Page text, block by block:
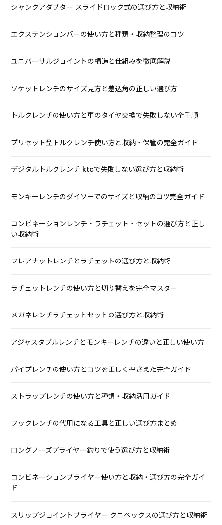
シャンクアダプター スライドロック式の選び方と収納術
エクステンションバーの使い方と種類・収納整理のコツ
ユニバーサルジョイントの構造と仕組みを徹底解説
ソケットレンチのサイズ見方と差込角の正しい選び方
トルクレンチの使い方と車のタイヤ交換で失敗しない全手順
プリセット型トルクレンチ使い方と収納・保管の完全ガイド
デジタルトルクレンチ ktcで失敗しない選び方と収納術
モンキーレンチのダイソーでのサイズと収納のコツ完全ガイド
コンビネーションレンチ・ラチェット・セットの選び方と正し
い収納術
フレアナットレンチとラチェットの選び方と収納術
ラチェットレンチの使い方と切り替えを完全マスター
メガネレンチラチェットセットの選び方と収納術
アジャスタブルレンチとモンキーレンチの違いと正しい使い方
パイプレンチの使い方とコツを正しく押さえた完全ガイド
ストラップレンチの使い方と種類・収納活用ガイド
フックレンチの代用になる工具と正しい選び方まとめ
ロングノーズプライヤー釣りで使う選び方と収納術
コンビネーションプライヤー使い方と収納・選び方の完全ガイ
ド
スリップジョイントプライヤー クニペックスの選び方と収納術